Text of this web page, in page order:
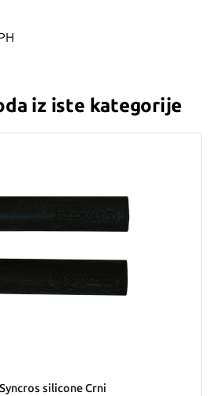
iz iste kategorije
silicone Crni